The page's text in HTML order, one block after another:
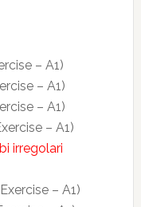
– A1)
– A1)
– A1)
– A1)
irregolari
– A1)